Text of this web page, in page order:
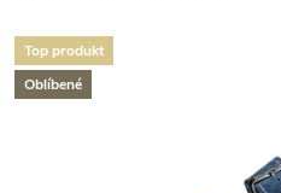
Top produkt
Oblíbené